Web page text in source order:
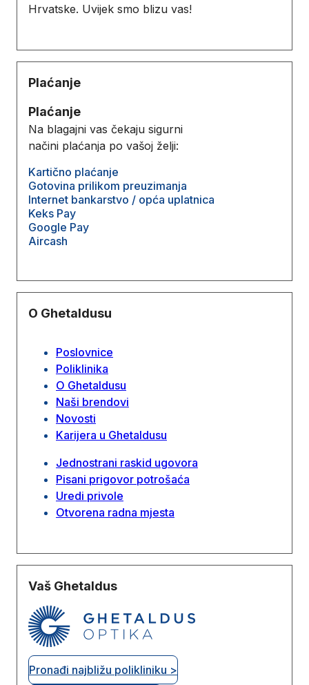
Hrvatske. Uvijek smo blizu vas!
Plaćanje
Plaćanje
Na blagajni vas čekaju sigurni
načini plaćanja po vašoj želji:
Kartično plaćanje
Gotovina prilikom preuzimanja
Internet bankarstvo / opća uplatnica
Keks Pay
Google Pay
Aircash
O Ghetaldusu
Poslovnice
Poliklinika
O Ghetaldusu
Naši brendovi
Novosti
Karijera u Ghetaldusu
Jednostrani raskid ugovora
Pisani prigovor potrošaća
Uredi privole
Otvorena radna mjesta
Vaš Ghetaldus
Pronađi najbližu polikliniku >